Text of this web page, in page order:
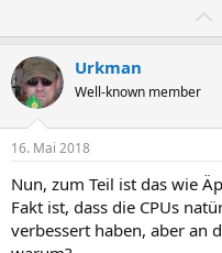
Urkman
Well-known member
16. Mai 2018
Nun, zum Teil ist das wie
Fakt ist, dass die CPUs
verbessert haben, aber an